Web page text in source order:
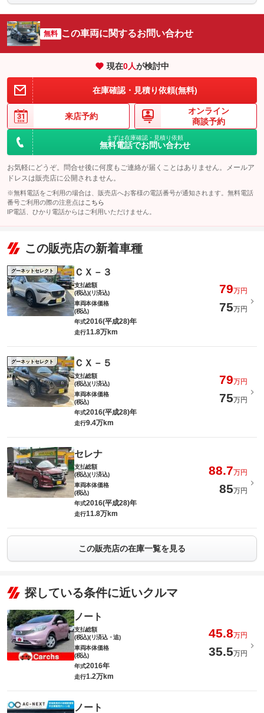
車両本体価
格
希望ナンバーを取得するパックです。お好きな数字・思い出の数
字をお客様の愛車にも！※一部取得出来ないナンバーもございま
す。※人気の数字等は、抽選になることがございます。ご了承く
ださい。
このパックの見積もり依頼（無料）
無料 この車両に関するお問い合わせ
現在0人が検討中
在庫確認・見積り依頼(無料)
来店予約
オンライン
商談予約
まずは在庫確認・見積り依頼
無料電話でお問い合わせ
お気軽にどうぞ。問合せ後に何度もご連絡が届くことはありません。メールア
ドレスは販売店に公開されません。
※無料電話をご利用の場合は、販売店へお客様の電話番号が通知されます。無料電話
番号ご利用の際の注意点は こちら
IP電話、ひかり電話からはご利用いただけません。
この販売店の新着車種
グーネットセレクト ＣＸ－３
支払総額
(税込)(リ済込)
79万円
車両本体価格
(税込)
75万円
年式2016(平成28)年
走行11.8万km
グーネットセレクト ＣＸ－５
支払総額
(税込)(リ済込)
79万円
車両本体価格
(税込)
75万円
年式2016(平成28)年
走行9.4万km
セレナ
支払総額
(税込)(リ済込)
88.7万円
車両本体価格
(税込)
85万円
年式2016(平成28)年
走行11.8万km
この販売店の在庫一覧を見る
探している条件に近いクルマ
ノート
支払総額
(税込)(リ済込・追)
45.8万円
車両本体価格
(税込)
35.5万円
年式2016年
走行1.2万km
ノート